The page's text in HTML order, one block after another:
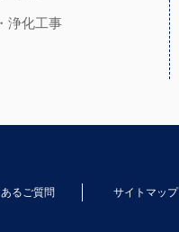
浄化工事
るご質問 サイトマップ